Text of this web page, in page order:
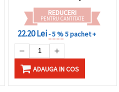
REDUCERI
PENTRU CANTITATE
22.20 Lei- 5 %5 pachet +
ADAUGA IN COS